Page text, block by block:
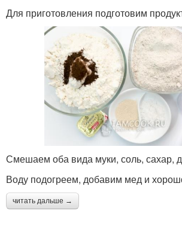
Для приготовления подготовим
Смешаем оба вида муки, соль, сахар,
Воду подогреем, добавим мед и
читать дальше →